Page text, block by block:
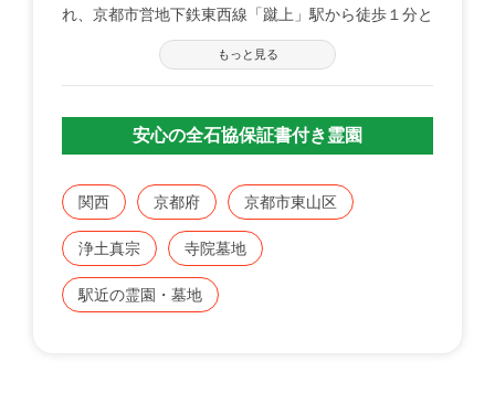
れ、京都市営地下鉄東西線「蹴上」駅から徒歩１分と
いう利便性とともに、東山市街を一望する素晴らしい
ロケーションを誇る寺院墓地です。
墓所内に設置されたモノレールで、お年寄りやお身体
の不自由な方にも安心してお参り頂けます。
もっと見る
安心の全石協保証書付き霊園
関西 京都府 京都市東山区
浄土真宗 寺院墓地
駅近の霊園・墓地